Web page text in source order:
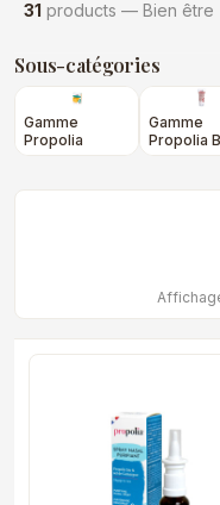
31 products — Bien être
Sous-catégories
Gamme
Propolia
Gamme
Propolia